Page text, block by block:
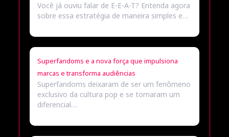
Você já ouviu falar de E-E-A-T? Entenda agora
sobre essa estratégia de maneira simples e…
Superfandoms e a nova força que impulsiona
marcas e transforma audiências
Superfandoms deixaram de ser um fenômeno
exclusivo da cultura pop e se tornaram um
diferencial…